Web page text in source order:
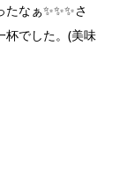
なぁ✨✨✨さ
杯でした。(美味